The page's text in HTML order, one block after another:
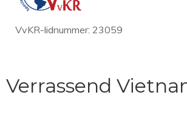
VvKR-lidnummer: 23059
Verrassend